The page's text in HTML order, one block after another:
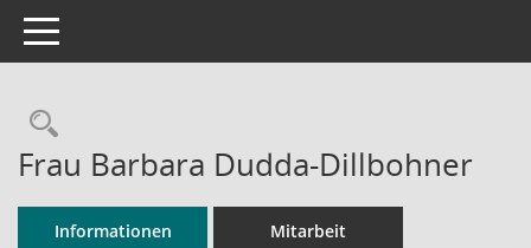
Toggle navigation
Rechercheauswahl
Frau Barbara Dudda-Dillbohner
Informationen Mitarbeit